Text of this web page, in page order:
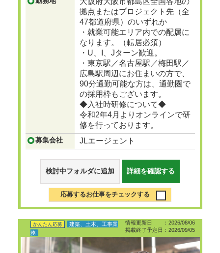
拠点またはプロジェクト先（全
47都道府県）のいずれか
・就業可能エリア内での配属に
なります。（転居必須）
・U、I、Jターン歓迎。
・東京駅／名古屋駅／梅田駅／
広島駅周辺にお住まいの方で、
90分通勤可能な方は、通勤圏で
の採用枠もございます。
◆入社時研修について◆
令和2年4月よりオンラインで研
修を行っております。
募集会社 JLエージェント
検討中フォルダに追加 詳細を確認する
応募するお仕事をチェックする
情報更新日 ：2026/08/06
掲載終了予定日：2026/09/05
かんたん応募
建築、土木、工事業
務